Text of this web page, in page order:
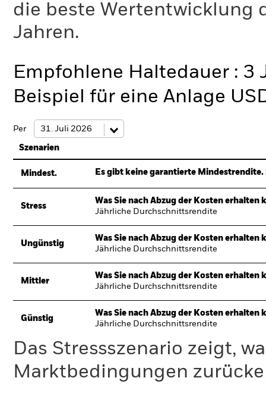
die beste Wertentwicklung
Jahren.
Empfohlene Haltedauer : 3
Beispiel für eine Anlage
Per
Szenarien
Mindest. Es gibt keine garantierte
Stress
Was Sie nach Abzug der Kosten erhalten
Jährliche Durchschnittsrendite
Ungünstig
Was Sie nach Abzug der Kosten erhalten
Jährliche Durchschnittsrendite
Mittler
Was Sie nach Abzug der Kosten erhalten
Jährliche Durchschnittsrendite
Günstig
Was Sie nach Abzug der Kosten erhalten
Jährliche Durchschnittsrendite
Das Stressszenario zeigt,
Marktbedingungen